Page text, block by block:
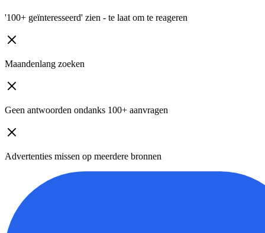
'100+ geïnteresseerd' zien - te laat om te reageren
Maandenlang zoeken
Geen antwoorden ondanks 100+ aanvragen
Advertenties missen op meerdere bronnen